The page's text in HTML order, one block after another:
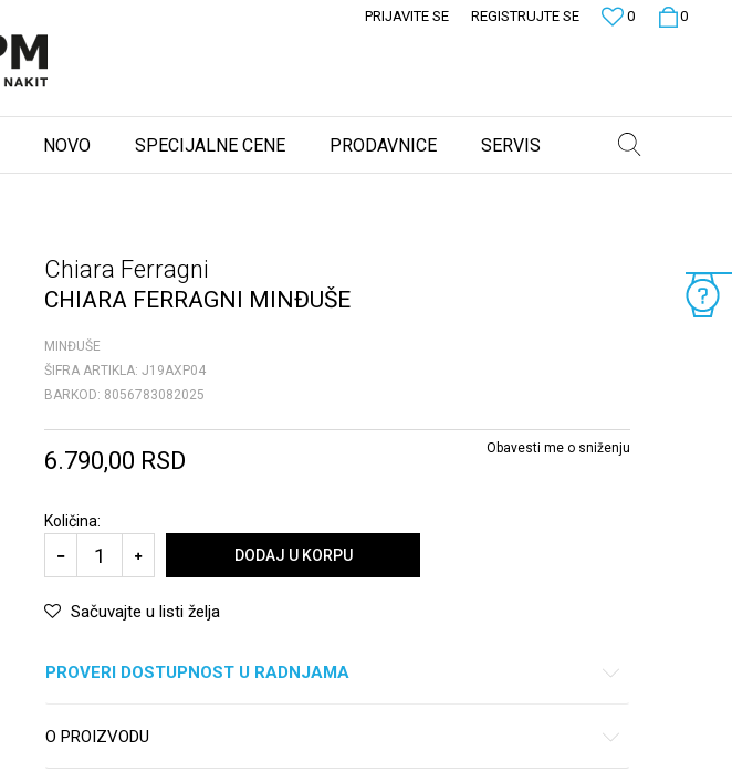
0
0
PRIJAVITE SE REGISTRUJTE SE
NOVO SPECIJALNE CENE PRODAVNICE SERVIS
Chiara Ferragni
CHIARA FERRAGNI MINĐUŠE
MINĐUŠE
ŠIFRA ARTIKLA: J19AXP04
BARKOD: 8056783082025
6.790,00 RSD Obavesti me o sniženju
Količina:
DODAJ U KORPU
Sačuvajte u listi želja
PROVERI DOSTUPNOST U RADNJAMA
O PROIZVODU